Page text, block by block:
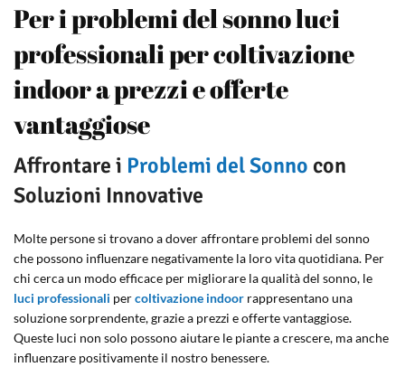
Per i problemi del sonno luci
professionali per coltivazione
indoor a prezzi e offerte
vantaggiose
Affrontare i Problemi del Sonno con
Soluzioni Innovative
Molte persone si trovano a dover affrontare problemi del sonno
che possono influenzare negativamente la loro vita quotidiana. Per
chi cerca un modo efficace per migliorare la qualità del sonno, le
luci professionali percoltivazione indoor rappresentano una
soluzione sorprendente, grazie a prezzi e offerte vantaggiose.
Queste luci non solo possono aiutare le piante a crescere, ma anche
influenzare positivamente il nostro benessere.